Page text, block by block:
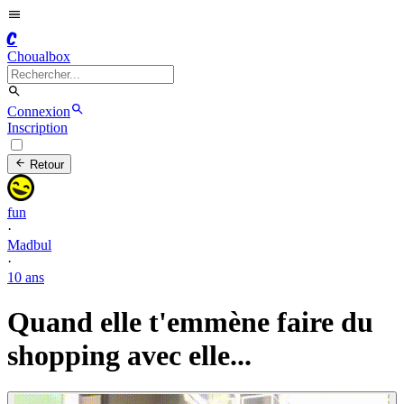
C
Choualbox
Connexion
Inscription
Retour
fun
·
Madbul
·
10 ans
Quand elle t'emmène faire du
shopping avec elle...